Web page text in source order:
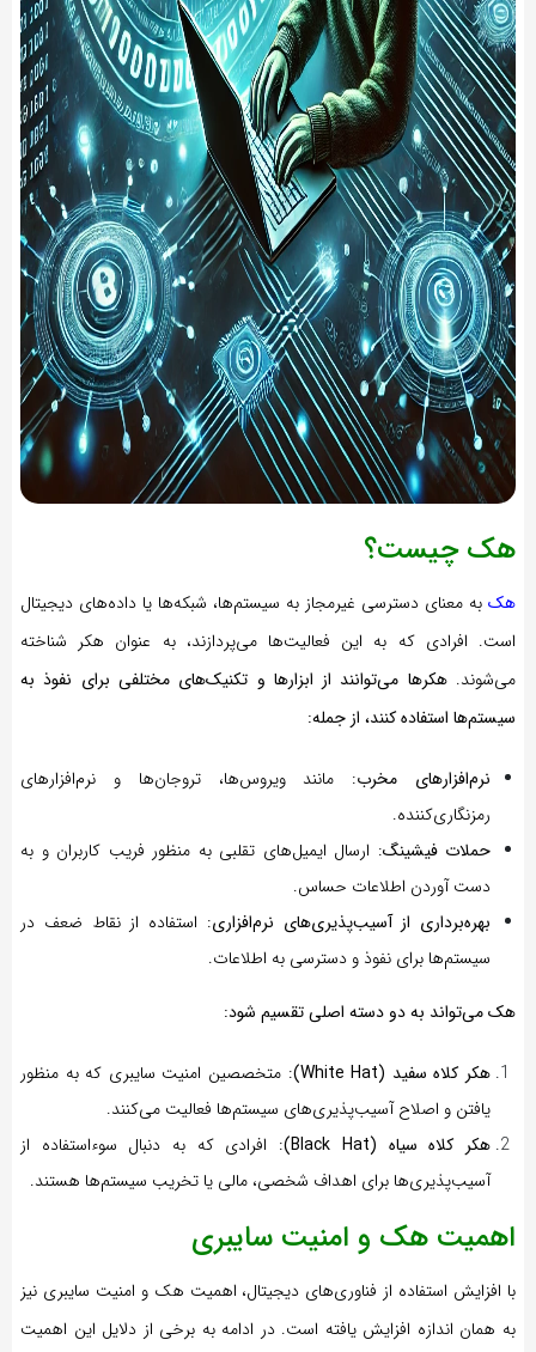
هک چیست؟
هک به معنای دسترسی غیرمجاز به سیستم‌ها، شبکه‌ها یا داده‌های دیجیتال
است. افرادی که به این فعالیت‌ها می‌پردازند، به عنوان هکر شناخته
می‌شوند.هکرها می‌توانند از ابزارها و تکنیک‌های مختلفی برای نفوذ به
سیستم‌ها استفاده کنند، از جمله:
نرم‌افزارهای مخرب: مانند ویروس‌ها، تروجان‌ها و نرم‌افزارهای
رمزنگاری‌کننده.
حملات فیشینگ: ارسال ایمیل‌های تقلبی به منظور فریب کاربران و به
دست آوردن اطلاعات حساس.
بهره‌برداری از آسیب‌پذیری‌های نرم‌افزاری: استفاده از نقاط ضعف در
سیستم‌ها برای نفوذ و دسترسی به اطلاعات.
هک می‌تواند به دو دسته اصلی تقسیم شود:
هکر کلاه سفید (White Hat)
: متخصصین امنیت سایبری که به منظور
یافتن و اصلاح آسیب‌پذیری‌های سیستم‌ها فعالیت می‌کنند.
هکر کلاه سیاه (Black Hat)
: افرادی که به دنبال سوءاستفاده از
آسیب‌پذیری‌ها برای اهداف شخصی، مالی یا تخریب سیستم‌ها هستند.
اهمیت هک و امنیت سایبری
با افزایش استفاده از فناوری‌های دیجیتال، اهمیت هک و امنیت سایبری نیز
به همان اندازه افزایش یافته است. در ادامه به برخی از دلایل این اهمیت